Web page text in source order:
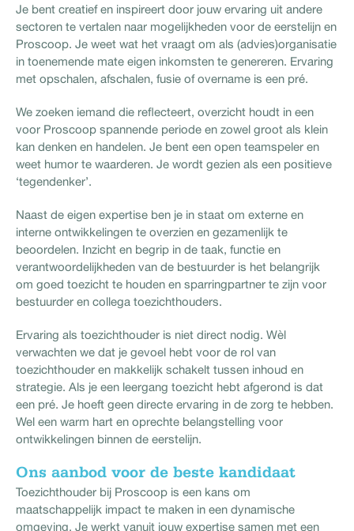
Je bent creatief en inspireert door jouw ervaring uit andere
sectoren te vertalen naar mogelijkheden voor de eerstelijn en
Proscoop. Je weet wat het vraagt om als (advies)organisatie
in toenemende mate eigen inkomsten te genereren. Ervaring
met opschalen, afschalen, fusie of overname is een pré.
We zoeken iemand die reflecteert, overzicht houdt in een
voor Proscoop spannende periode en zowel groot als klein
kan denken en handelen. Je bent een open teamspeler en
weet humor te waarderen. Je wordt gezien als een positieve
‘tegendenker’.
Naast de eigen expertise ben je in staat om externe en
interne ontwikkelingen te overzien en gezamenlijk te
beoordelen. Inzicht en begrip in de taak, functie en
verantwoordelijkheden van de bestuurder is het belangrijk
om goed toezicht te houden en sparringpartner te zijn voor
bestuurder en collega toezichthouders.
Ervaring als toezichthouder is niet direct nodig. Wèl
verwachten we dat je gevoel hebt voor de rol van
toezichthouder en makkelijk schakelt tussen inhoud en
strategie. Als je een leergang toezicht hebt afgerond is dat
een pré. Je hoeft geen directe ervaring in de zorg te hebben.
Wel een warm hart en oprechte belangstelling voor
ontwikkelingen binnen de eerstelijn.
Ons aanbod voor de beste kandidaat
Toezichthouder bij Proscoop is een kans om
maatschappelijk impact te maken in een dynamische
omgeving. Je werkt vanuit jouw expertise samen met een